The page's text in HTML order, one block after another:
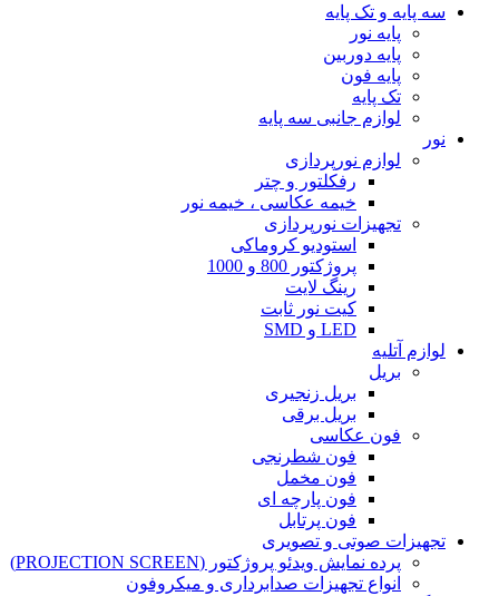
سه پایه و تک پایه
پایه نور
پایه دوربین
پایه فون
تک پایه
لوازم جانبی سه پایه
نور
لوازم نورپردازی
رفکلتور و چتر
خیمه عکاسی ، خیمه نور
تجهیزات نورپردازی
استودیو کروماکی
پروژکتور 800 و 1000
رینگ لایت
کیت نور ثابت
LED و SMD
لوازم آتلیه
بریل
بریل زنجیری
بریل برقی
فون عکاسی
فون شطرنجی
فون مخمل
فون پارچه ای
فون پرتابل
تجهیزات صوتی و تصویری
پرده نمایش ویدئو پروژکتور (PROJECTION SCREEN)
انواع تجهیزات صدابرداری و میکروفون